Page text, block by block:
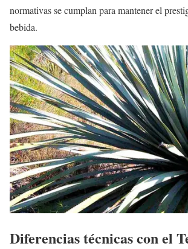
normativas se cumplan para mantener el
bebida.
Diferencias técnicas con el